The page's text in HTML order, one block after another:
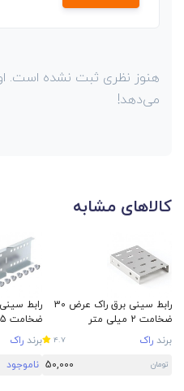
هنوز نظری ثبت نشده است.
می‌دهد!
کالاهای مشابه
رابط سینی برق راک عرض 30
ضخامت 2 میلی متر
برند راک 4.7
تومان 50,000
ضخامت 1.25 میلی متر
برند راک
ناموجود